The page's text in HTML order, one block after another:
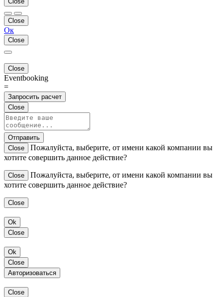
Close
Ок
Close
Close
Eventbooking
=
Запросить расчет
Close
Отправить
Close
Пожалуйста, выберите, от имени какой компании вы
хотите совершить данное действие?
Close
Пожалуйста, выберите, от имени какой компании вы
хотите совершить данное действие?
Close
Ok
Close
Ok
Close
Авторизоваться
Close